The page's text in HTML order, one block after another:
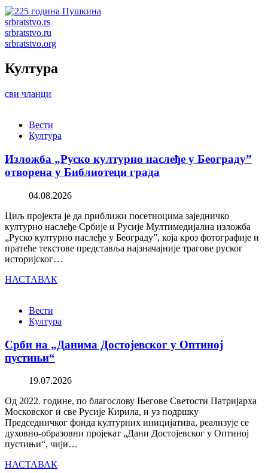
srbratstvo.rs
srbratstvo.ru
srbratstvo.org
Култура
сви чланци
Вести
Култура
Изложба „Руско културно наслеђе у Београду”
отворена у Библиотеци града
04.08.2026
Циљ пројекта је да приближи посетиоцима заједничко
културно наслеђе Србије и Русије Мултимедијална изложба
„Руско културно наслеђе у Београду”, која кроз фотографије и
пратеће текстове представља најзначајније трагове руског
историјског…
НАСТАВАК
Вести
Култура
Срби на „Данима Достојевског у Оптиној
пустињи“
19.07.2026
Од 2022. године, по благослову Његове Светости Патријарха
Московског и све Русије Кирила, и уз подршку
Председничког фонда културних иницијатива, реализује се
духовно-образовни пројекат „Дани Достојевског у Оптиној
пустињи“, чији…
НАСТАВАК